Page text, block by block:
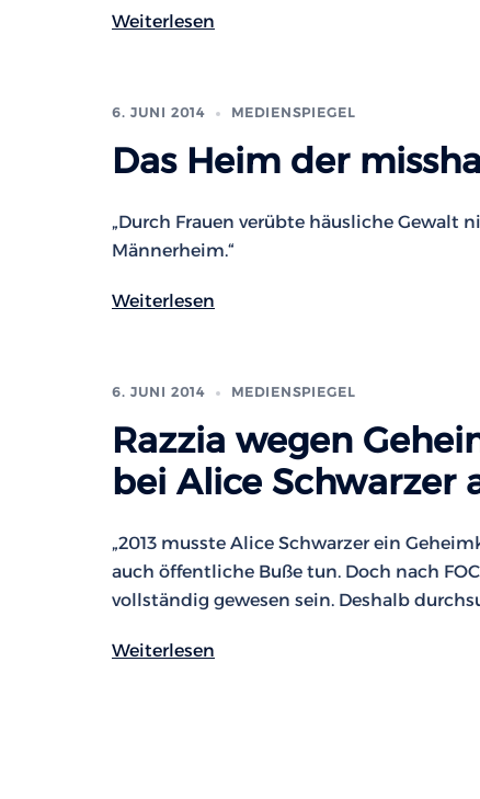
Weiterlesen
6. JUNI 2014 MEDIENSPIEGEL
Das Heim der
„Durch Frauen verübte häusliche Gewalt
Männerheim.“
Weiterlesen
6. JUNI 2014 MEDIENSPIEGEL
Razzia wegen
bei Alice Schwarzer
„2013 musste Alice Schwarzer ein
auch öffentliche Buße tun. Doch nach
vollständig gewesen sein. Deshalb
Weiterlesen